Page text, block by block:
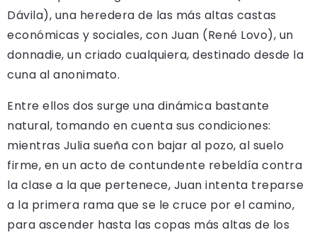
Dávila), una heredera de las más altas castas
económicas y sociales, con Juan (René Lovo), un
donnadie, un criado cualquiera, destinado desde la
cuna al anonimato.
Entre ellos dos surge una dinámica bastante
natural, tomando en cuenta sus condiciones:
mientras Julia sueña con bajar al pozo, al suelo
firme, en un acto de contundente rebeldía contra
la clase a la que pertenece, Juan intenta treparse
a la primera rama que se le cruce por el camino,
para ascender hasta las copas más altas de los